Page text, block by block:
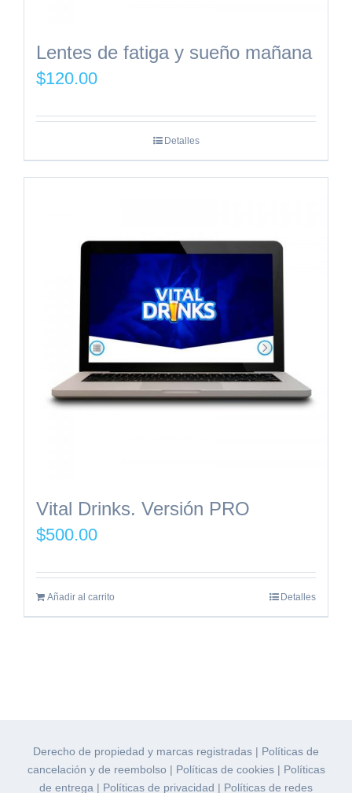
Lentes de fatiga y sueño mañana
$120.00
Detalles
Vital Drinks. Versión PRO
$500.00
Añadir al carrito Detalles
Derecho de propiedad y marcas registradas | Políticas de
cancelación y de reembolso | Políticas de cookies| Políticas
de entrega | Políticas de privacidad | Políticas de redes